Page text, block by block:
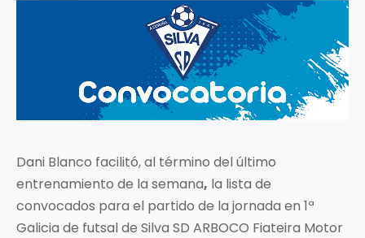
Dani Blanco facilitó, al término del último
entrenamiento de la semana, la lista de
convocados para el partido de la jornada en 1ª
Galicia de futsal de Silva SD ARBOCO Fiateira Motor